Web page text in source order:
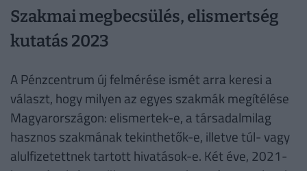
Szakmai megbecsülés, elismertség
kutatás 2023
A Pénzcentrum új felmérése ismét arra keresi a
választ, hogy milyen az egyes szakmák megítélése
Magyarországon: elismertek-e, a társadalmilag
hasznos szakmának tekinthetők-e, illetve túl- vagy
alulfizetettnek tartott hivatások-e. Két éve, 2021-